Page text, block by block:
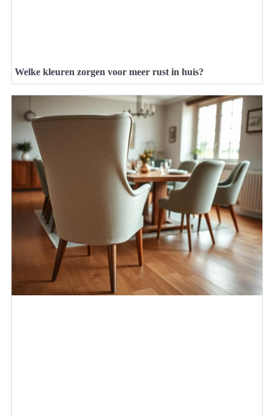
Welke kleuren zorgen voor meer rust in huis?